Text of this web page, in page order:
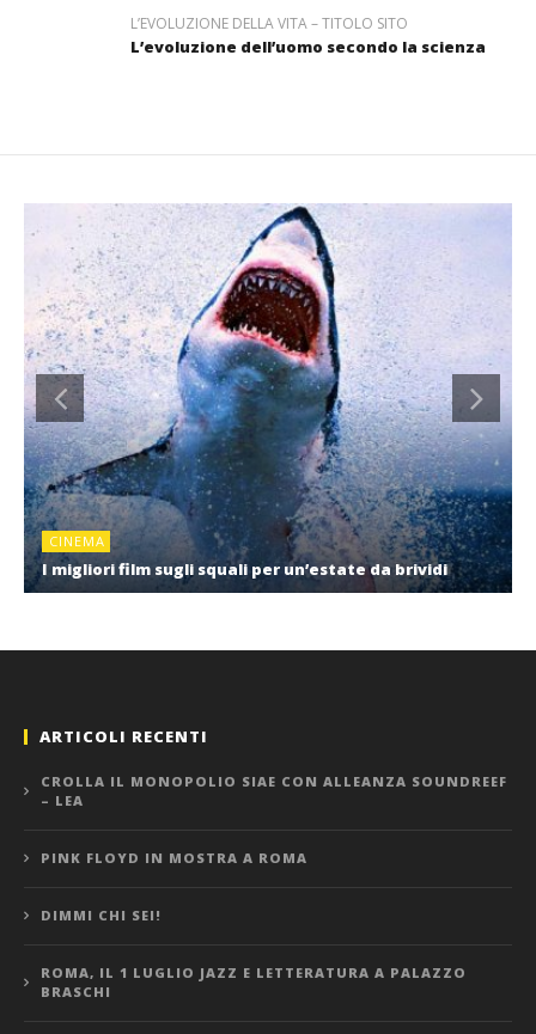
L’EVOLUZIONE DELLA VITA – TITOLO SITO
L’evoluzione dell’uomo secondo la scienza
CINEMA
I migliori film sugli squali per un’estate da brividi
ARTICOLI RECENTI
CROLLA IL MONOPOLIO SIAE CON ALLEANZA SOUNDREEF
– LEA
PINK FLOYD IN MOSTRA A ROMA
DIMMI CHI SEI!
ROMA, IL 1 LUGLIO JAZZ E LETTERATURA A PALAZZO
BRASCHI